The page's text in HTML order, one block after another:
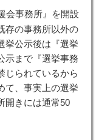
会事務所』を開設
存の事務所以外の
挙公示後は『選挙
示まで『選挙事務
じられているから
て、事実上の選挙
開きには通常50